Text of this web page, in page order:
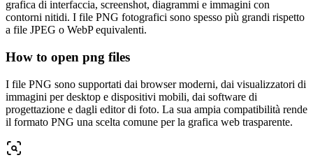
grafica di interfaccia, screenshot, diagrammi e immagini con
contorni nitidi. I file PNG fotografici sono spesso più grandi rispetto
a file JPEG o WebP equivalenti.
How to open png files
I file PNG sono supportati dai browser moderni, dai visualizzatori di
immagini per desktop e dispositivi mobili, dai software di
progettazione e dagli editor di foto. La sua ampia compatibilità rende
il formato PNG una scelta comune per la grafica web trasparente.